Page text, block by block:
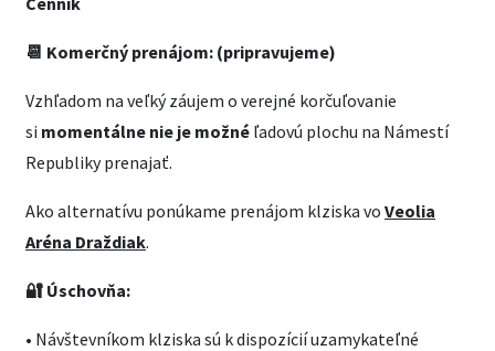
📆 Komerčný prenájom: (pripravujeme)
Vzhľadom na veľký záujem o verejné korčuľovanie
si momentálne nie je možné ľadovú plochu na Námestí
Republiky prenajať.
Ako alternatívu ponúkame prenájom klziska vo Veolia
Aréna Draždiak.
🔐 Úschovňa:
• Návštevníkom klziska sú k dispozícií uzamykateľné